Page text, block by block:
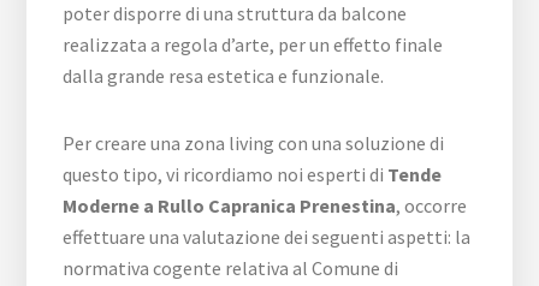
poter disporre di una struttura da balcone
realizzata a regola d’arte, per un effetto finale
dalla grande resa estetica e funzionale.
Per creare una zona living con una soluzione di
questo tipo, vi ricordiamo noi esperti di Tende
Moderne a Rullo Capranica Prenestina, occorre
effettuare una valutazione dei seguenti aspetti: la
normativa cogente relativa al Comune di